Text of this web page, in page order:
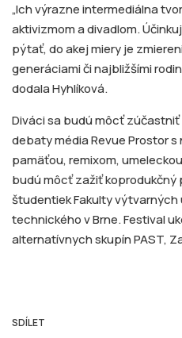
„Ich výrazne intermediálna
aktivizmom a divadlom.
pýtať, do akej miery je
generáciami či najbližšími
dodala Hyhlíková.
Diváci sa budú môcť
debaty média Revue Prostor
pamäťou, remixom,
budú môcť zažiť koprodukčný
študentiek Fakulty výtvarných
technického v Brne. Festival
alternatívnych skupín PAST,
SDÍLET